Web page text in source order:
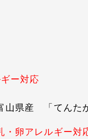
ー対応
山県産 「てんた
・卵アレルギー対